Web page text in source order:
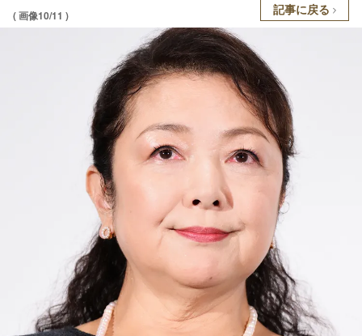
( 画像10/11 ) 記事に戻る